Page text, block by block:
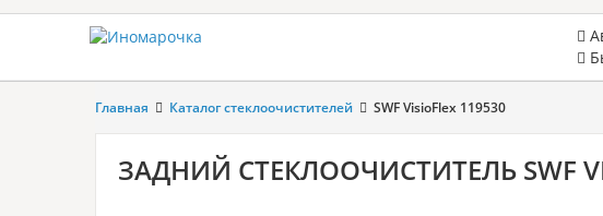
Главная Каталог стеклоочистителей SWF VisioFlex 119530
ЗАДНИЙ СТЕКЛООЧИСТИТЕЛЬ SWF